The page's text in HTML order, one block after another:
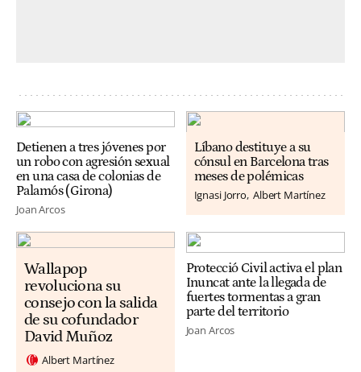
Detienen a tres jóvenes por
un robo con agresión sexual
en una casa de colonias de
Palamós (Girona)
Joan Arcos
Líbano destituye a su
cónsul en Barcelona tras
meses de polémicas
Ignasi Jorro Albert Martínez
Wallapop
revoluciona su
consejo con la salida
de su cofundador
David Muñoz
Albert Martínez
Protecció Civil activa el plan
Inuncat ante la llegada de
fuertes tormentas a gran
parte del territorio
Joan Arcos